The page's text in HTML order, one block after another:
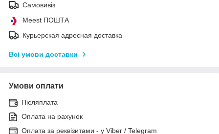
Самовивіз
Meest ПОШТА
Курьерская адресная доставка
Всі умови доставки
Умови оплати
Післяплата
Оплата на рахунок
Оплата за реквізитами - у Viber / Telegram